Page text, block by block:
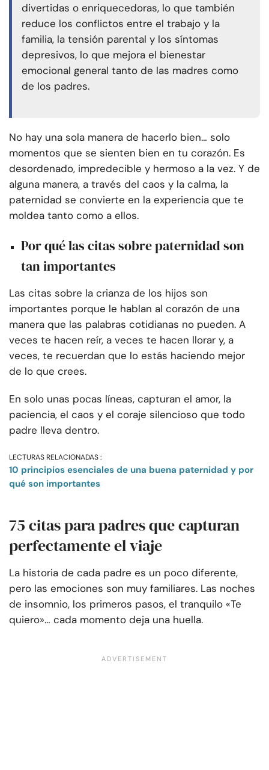
divertidas o enriquecedoras, lo que también
reduce los conflictos entre el trabajo y la
familia, la tensión parental y los síntomas
depresivos, lo que mejora el bienestar
emocional general tanto de las madres como
de los padres.
No hay una sola manera de hacerlo bien… solo
momentos que se sienten bien en tu corazón. Es
desordenado, impredecible y hermoso a la vez. Y de
alguna manera, a través del caos y la calma, la
paternidad se convierte en la experiencia que te
moldea tanto como a ellos.
Por qué las citas sobre paternidad son
tan importantes
Las citas sobre la crianza de los hijos son
importantes porque le hablan al corazón de una
manera que las palabras cotidianas no pueden. A
veces te hacen reír, a veces te hacen llorar y, a
veces, te recuerdan que lo estás haciendo mejor
de lo que crees.
En solo unas pocas líneas, capturan el amor, la
paciencia, el caos y el coraje silencioso que todo
padre lleva dentro.
LECTURAS RELACIONADAS :
10 principios esenciales de una buena paternidad y por
qué son importantes
75 citas para padres que capturan
perfectamente el viaje
La historia de cada padre es un poco diferente,
pero las emociones son muy familiares. Las noches
de insomnio, los primeros pasos, el tranquilo «Te
quiero»… cada momento deja una huella.